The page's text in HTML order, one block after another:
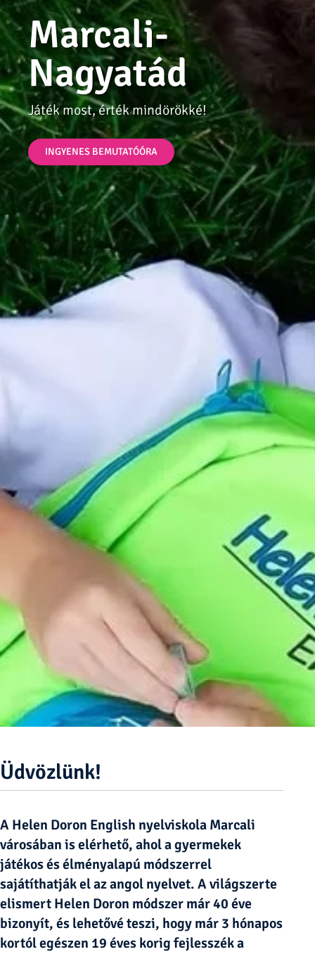
Marcali-
Nagyatád
Játék most, érték mindörökké!
INGYENES BEMUTATÓÓRA
Üdvözlünk!
A Helen Doron English nyelviskola Marcali
városában is elérhető, ahol a gyermekek
játékos és élményalapú módszerrel
sajátíthatják el az angol nyelvet. A világszerte
elismert Helen Doron módszer már 40 éve
bizonyít, és lehetővé teszi, hogy már 3 hónapos
kortól egészen 19 éves korig fejlesszék a